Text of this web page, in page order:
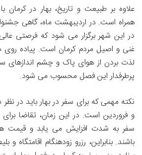
علاوه بر طبیعت و تاریخ، بهار در کرمان
همراه است. در اردیبهشت ماه، گاهی
در این شهر برگزار می شود که فرصتی
غنی و اصیل مردم کرمان است. پیاده
لذت بردن از هوای پاک و چشم اندازهای
پرطرفدار این فصل محسوب می شود.
نکته مهمی که برای سفر در بهار باید در
و فروردین است. در این زمان، تقاضا برای
سفر به شدت افزایش می یابد و قیمت
باشند. بنابراین، رزرو زودهنگام اقامتگاه و